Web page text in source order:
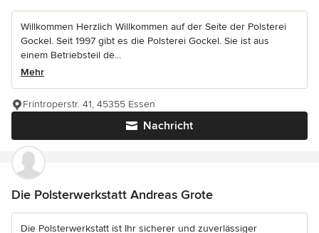
Willkommen Herzlich Willkommen auf der Seite der Polsterei
Gockel. Seit 1997 gibt es die Polsterei Gockel. Sie ist aus
einem Betriebsteil de...
Mehr
Nachricht
Frintroperstr. 41, 45355 Essen
Die Polsterwerkstatt Andreas Grote
Die Polsterwerkstatt ist Ihr sicherer und zuverlässiger